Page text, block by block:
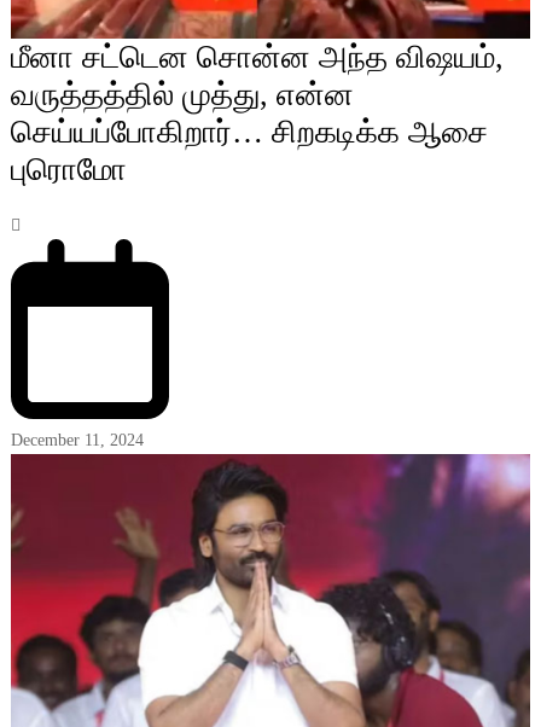
மீனா சட்டென சொன்ன அந்த விஷயம்,
வருத்தத்தில் முத்து, என்ன
செய்யப்போகிறார்… சிறகடிக்க ஆசை
புரொமோ
December 11, 2024